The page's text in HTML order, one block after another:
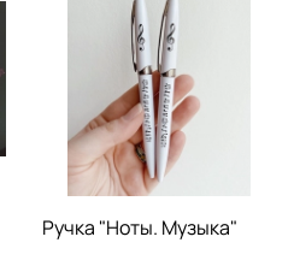
Ручка "Ноты. Музыка"